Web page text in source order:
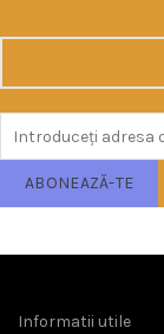
Informatii utile